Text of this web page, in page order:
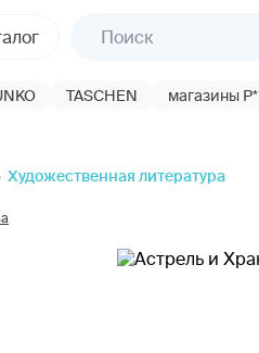
TASCHEN магазины Р*
Художественная литература